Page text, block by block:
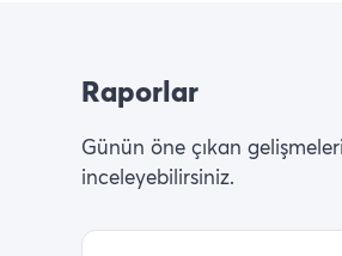
Raporlar
Günün öne çıkan
inceleyebilirsiniz.